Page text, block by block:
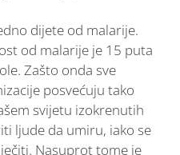
dijete od malarije.
od malarije je 15 puta
Zašto onda sve
posvećuju tako
svijetu izokrenutih
ljude da umiru, iako se
Nasuprot tome je